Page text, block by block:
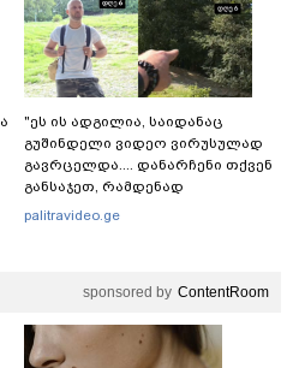
"ეს ის ადგილია, საიდანაც
გუშინდელი ვიდეო ვირუსულად
გავრცელდა.... დანარჩენი თქვენ
განსაჯეთ, რამდენად
შესაძლებელია აქ ადამიანის
გურამ დადიანიძე გაუჩინარდა?
palitravideo.ge
sponsored by ContentRoom